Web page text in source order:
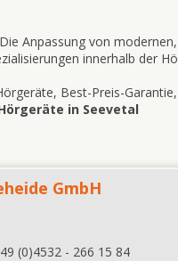
Anpassung von
innerhalb der
Best-Preis-
in Seevetal
GmbH
(0)4532 - 266 15 84